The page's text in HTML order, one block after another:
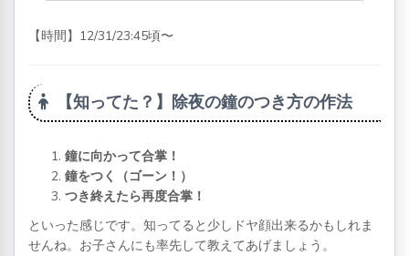
【時間】12/31/23:45頃〜
【知ってた？】除夜の鐘のつき方の作法
鐘に向かって合掌！
鐘をつく（ゴーン！）
つき終えたら再度合掌！
といった感じです。知ってると少しドヤ顔出来るかもしれま
せんね。お子さんにも率先して教えてあげましょう。